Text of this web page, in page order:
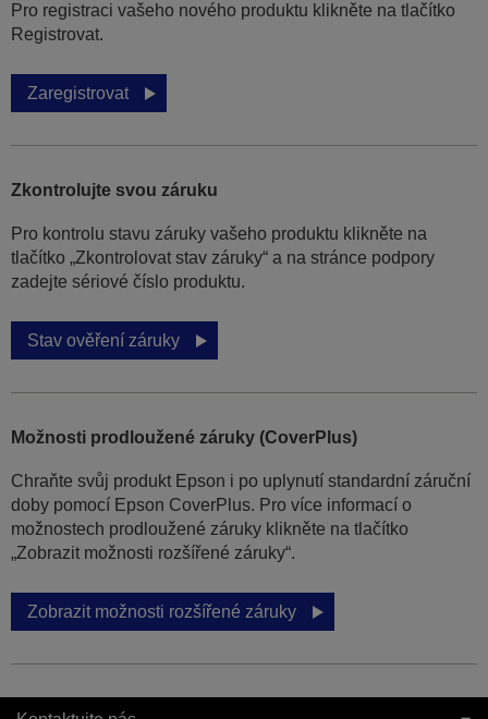
Pro registraci vašeho nového produktu klikněte na tlačítko
Registrovat.
Zaregistrovat
Zkontrolujte svou záruku
Pro kontrolu stavu záruky vašeho produktu klikněte na
tlačítko „Zkontrolovat stav záruky“ a na stránce podpory
zadejte sériové číslo produktu.
Stav ověření záruky
Možnosti prodloužené záruky (CoverPlus)
Chraňte svůj produkt Epson i po uplynutí standardní záruční
doby pomocí Epson CoverPlus. Pro více informací o
možnostech prodloužené záruky klikněte na tlačítko
„Zobrazit možnosti rozšířené záruky“.
Zobrazit možnosti rozšířené záruky